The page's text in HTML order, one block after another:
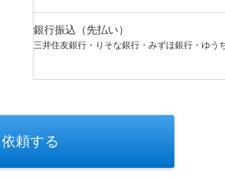
銀行振込（先払い）
三井住友銀行・りそな銀行・みずほ銀行・ゆう
頼する